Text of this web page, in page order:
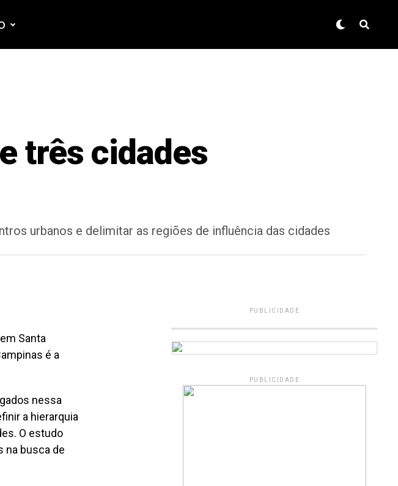
três cidades
urbanos e delimitar as regiões de influência das cidades
Santa
é a
nessa
a hierarquia
O estudo
na busca de
PUBLICIDADE
PUBLICIDADE